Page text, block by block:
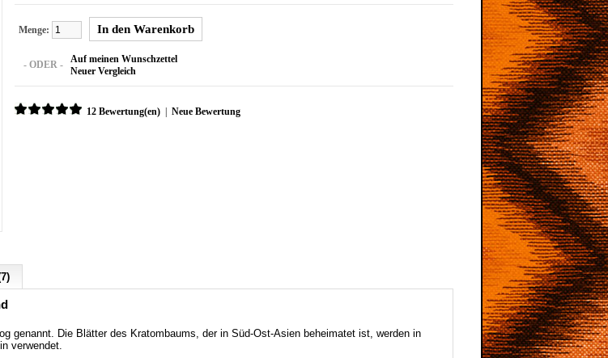
Menge:
- ODER -
Auf meinen Wunschzettel
Neuer Vergleich
12 Bewertung(en) Neue Bewertung
genannt. Die Blätter des Kratombaums, der in Süd-Ost-Asien beheimatet ist, werden in
verwendet.